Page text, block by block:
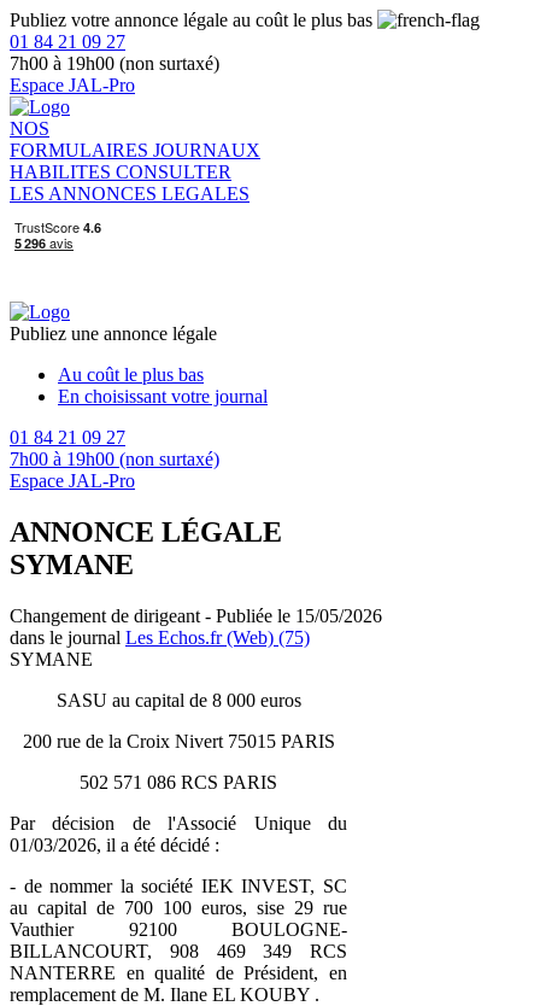
Publiez votre annonce légale au coût le plus bas
01 84 21 09 27
7h00 à 19h00 (non surtaxé)
Espace JAL-Pro
NOS
FORMULAIRES JOURNAUX
HABILITES CONSULTER
LES ANNONCES LEGALES
Publiez une annonce légale
Au coût le plus bas
En choisissant votre journal
01 84 21 09 27
7h00 à 19h00 (non surtaxé)
Espace JAL-Pro
ANNONCE LÉGALE
SYMANE
Changement de dirigeant - Publiée le 15/05/2026
dans le journal Les Echos.fr (Web) (75)
SYMANE
SASU au capital de 8 000 euros
200 rue de la Croix Nivert 75015 PARIS
502 571 086 RCS PARIS
Par décision de l'Associé Unique du
01/03/2026, il a été décidé :
- de nommer la société IEK INVEST, SC
au capital de 700 100 euros, sise 29 rue
Vauthier 92100 BOULOGNE-
BILLANCOURT, 908 469 349 RCS
NANTERRE en qualité de Président, en
remplacement de M. Ilane EL KOUBY .